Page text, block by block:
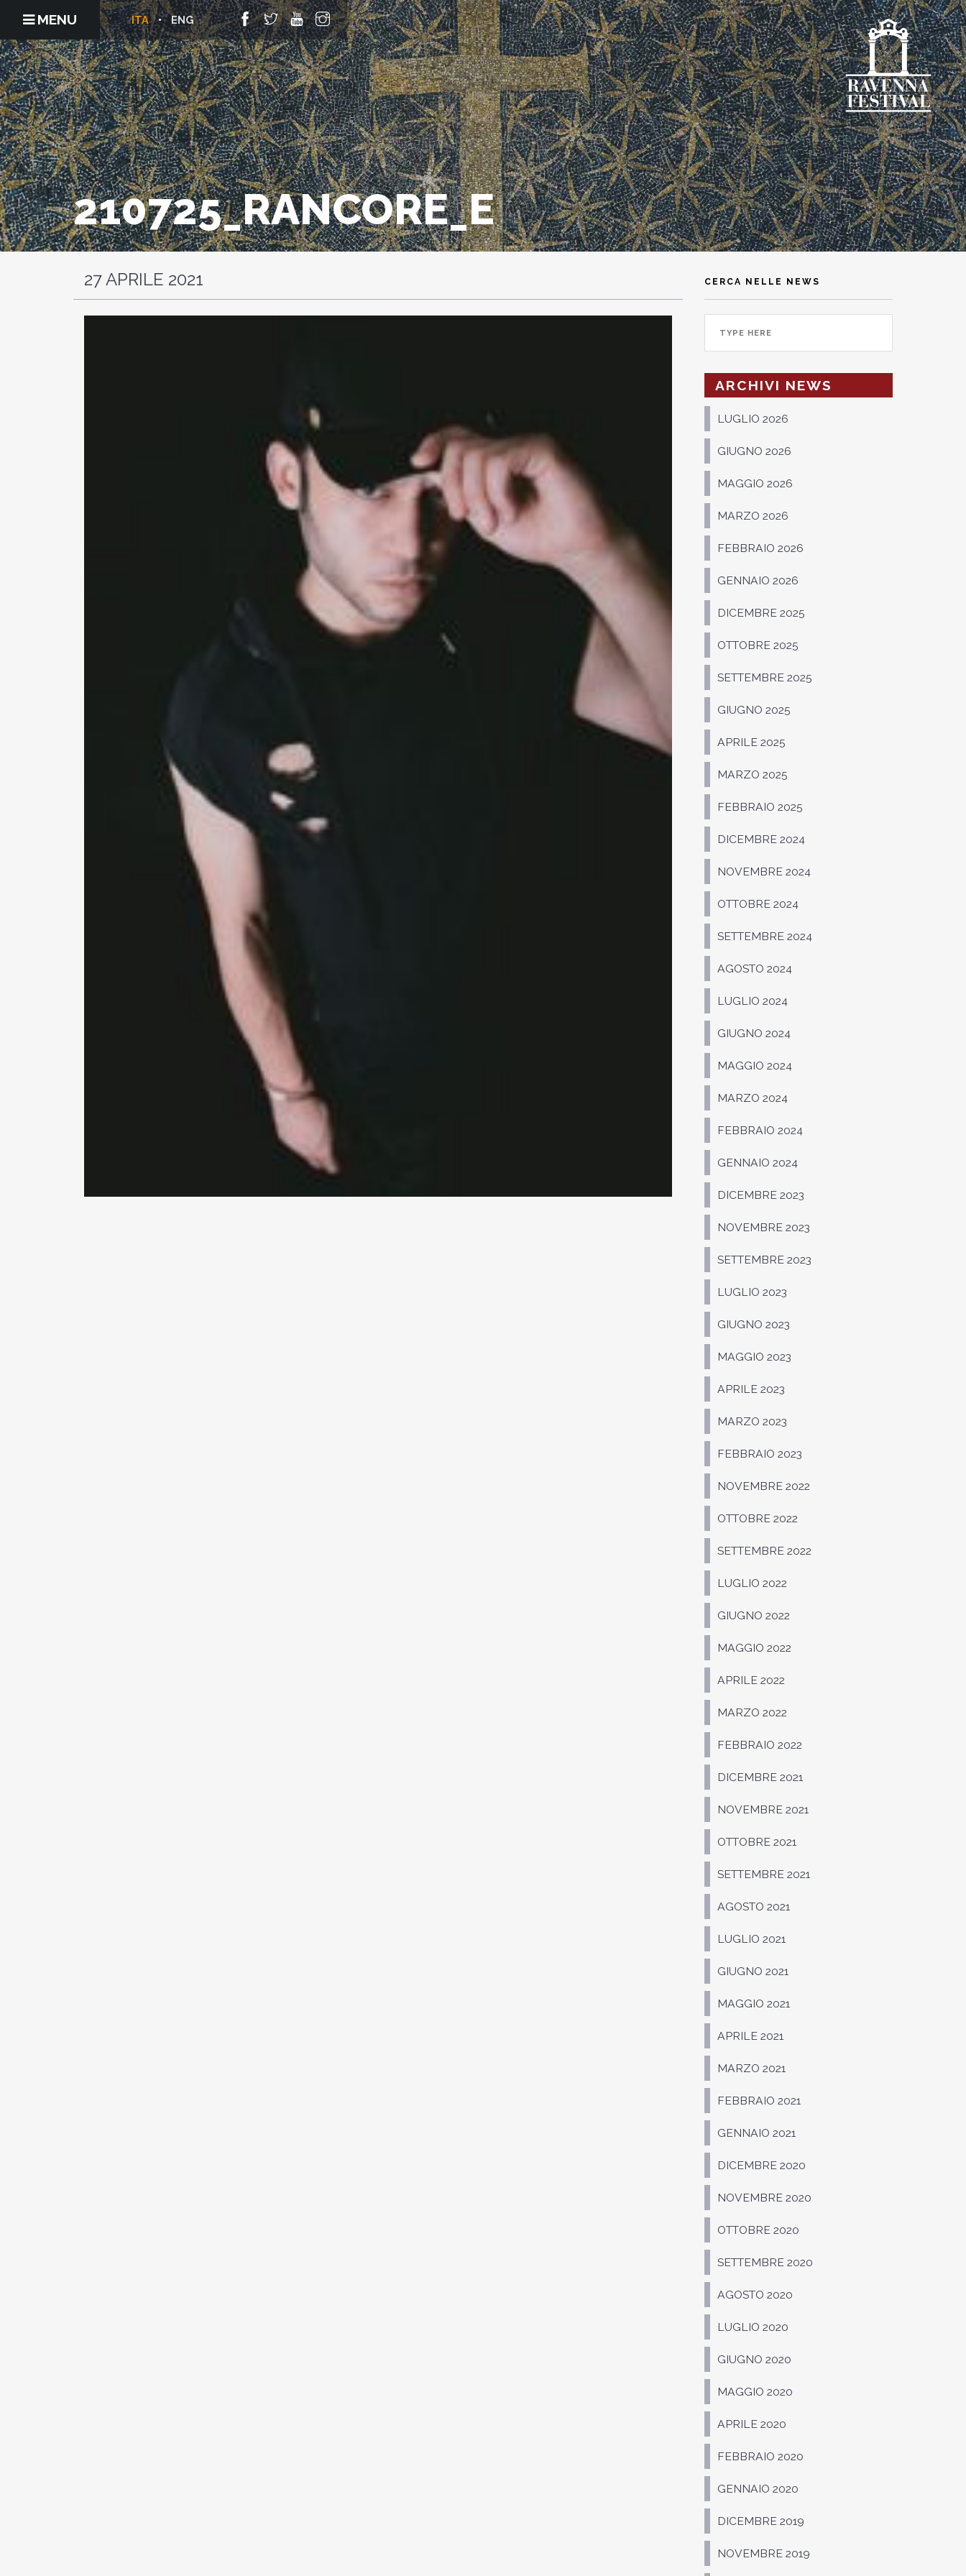
MENU ENG
ITA
210725_RANCORE_E
27 APRILE 2021 CERCA NELLE NEWS
ARCHIVI NEWS
LUGLIO 2026
GIUGNO 2026
MAGGIO 2026
MARZO 2026
FEBBRAIO 2026
GENNAIO 2026
DICEMBRE 2025
OTTOBRE 2025
SETTEMBRE 2025
GIUGNO 2025
APRILE 2025
MARZO 2025
FEBBRAIO 2025
DICEMBRE 2024
NOVEMBRE 2024
OTTOBRE 2024
SETTEMBRE 2024
AGOSTO 2024
LUGLIO 2024
GIUGNO 2024
MAGGIO 2024
MARZO 2024
FEBBRAIO 2024
GENNAIO 2024
DICEMBRE 2023
NOVEMBRE 2023
SETTEMBRE 2023
LUGLIO 2023
GIUGNO 2023
MAGGIO 2023
APRILE 2023
MARZO 2023
FEBBRAIO 2023
NOVEMBRE 2022
OTTOBRE 2022
SETTEMBRE 2022
LUGLIO 2022
GIUGNO 2022
MAGGIO 2022
APRILE 2022
MARZO 2022
FEBBRAIO 2022
DICEMBRE 2021
NOVEMBRE 2021
OTTOBRE 2021
SETTEMBRE 2021
AGOSTO 2021
LUGLIO 2021
GIUGNO 2021
MAGGIO 2021
APRILE 2021
MARZO 2021
FEBBRAIO 2021
GENNAIO 2021
DICEMBRE 2020
NOVEMBRE 2020
OTTOBRE 2020
SETTEMBRE 2020
AGOSTO 2020
LUGLIO 2020
GIUGNO 2020
MAGGIO 2020
APRILE 2020
FEBBRAIO 2020
GENNAIO 2020
DICEMBRE 2019
NOVEMBRE 2019